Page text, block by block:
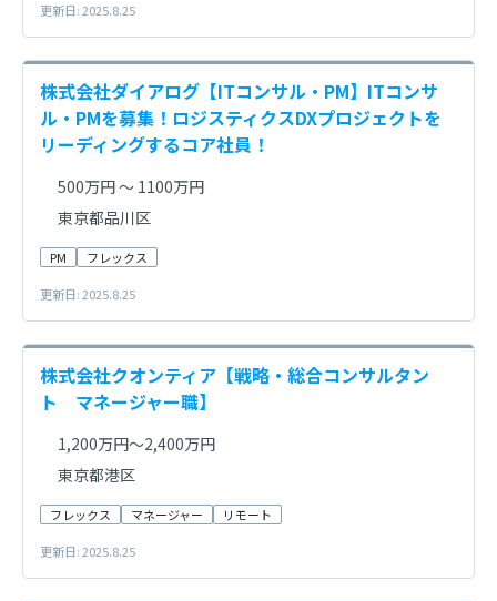
更新日: 2025.8.25
株式会社ダイアログ【ITコンサル・PM】ITコンサ
ル・PMを募集！ロジスティクスDXプロジェクトを
リーディングするコア社員！
500万円 ～ 1100万円
東京都品川区
PM フレックス
更新日: 2025.8.25
株式会社クオンティア【戦略・総合コンサルタン
ト マネージャー職】
1,200万円～2,400万円
東京都港区
フレックス マネージャー リモート
更新日: 2025.8.25